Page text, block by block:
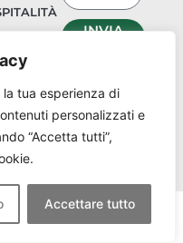
tua esperienza di
personalizzati e
“Accetta tutti”,
Accettare tutto
INVIA